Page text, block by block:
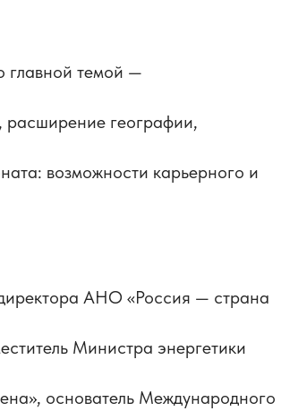
главной темой —
расширение географии,
возможности карьерного и
АНО «Россия — страна
Министра энергетики
основатель Международного